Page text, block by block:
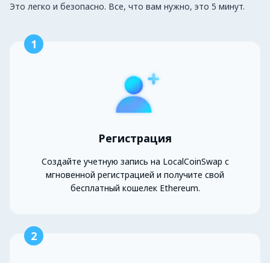
Это легко и безопасно. Все, что вам нужно, это 5 минут.
1
Регистрация
Создайте учетную запись на LocalCoinSwap с
мгновенной регистрацией и получите свой
бесплатный кошелек Ethereum.
2